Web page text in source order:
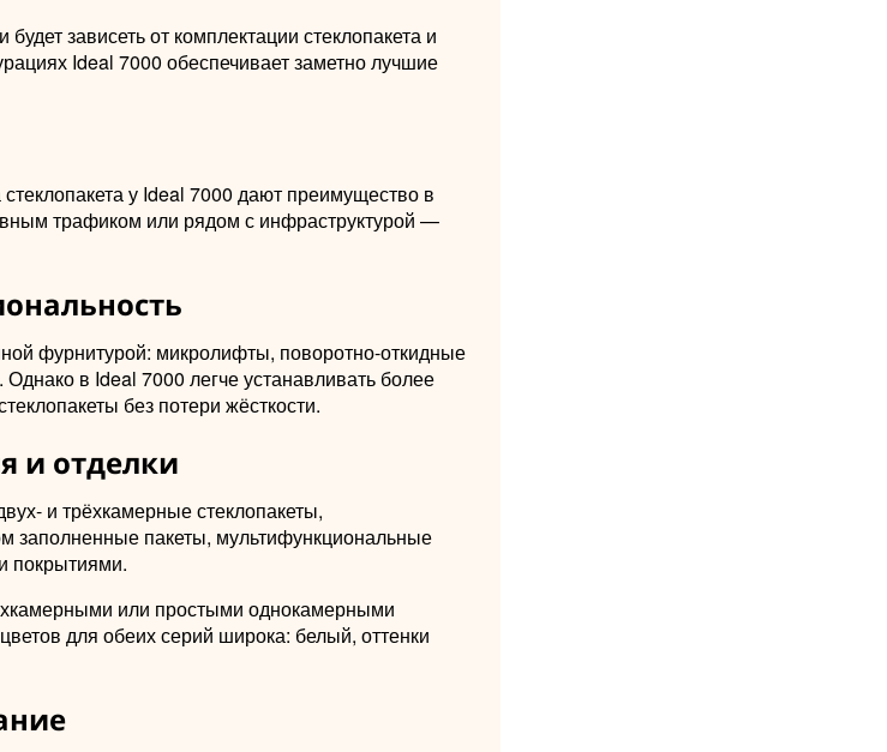
зависеть от комплектации стеклопакета и
Ideal 7000 обеспечивает заметно лучшие
у Ideal 7000 дают преимущество в
трафиком или рядом с инфраструктурой —
фурнитурой: микролифты, поворотно-откидные
в Ideal 7000 легче устанавливать более
без потери жёсткости.
и отделки
и трёхкамерные стеклопакеты,
заполненные пакеты, мультифункциональные
покрытиями.
или простыми однокамерными
для обеих серий широка: белый, оттенки